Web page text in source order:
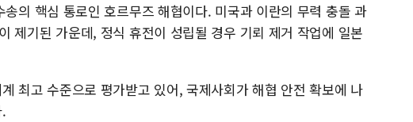
의 핵심 통로인 호르무즈 해협이다. 미국과 이란의 무력 충돌 과
제기된 가운데, 정식 휴전이 성립될 경우 기뢰 제거 작업에 일본
최고 수준으로 평가받고 있어, 국제사회가 해협 안전 확보에 나